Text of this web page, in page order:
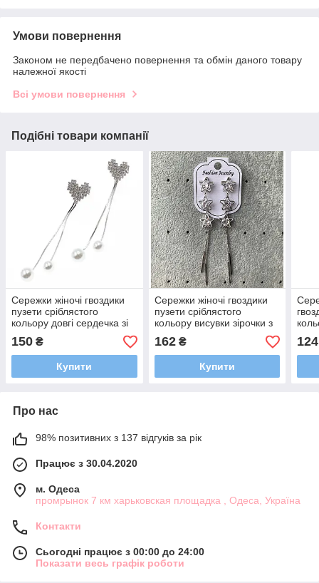
Умови повернення
Законом не передбачено повернення та обмін даного товару
належної якості
Всі умови повернення
Подібні товари компанії
Сережки жіночі гвоздики
пузети сріблястого
кольору довгі сердечка зі
стразами та перлами
розмір 9 см
150 ₴
Купити
Сережки жіночі гвоздики
пузети сріблястого
кольору висувки зірочки з
кристалами розмір 9 см
162₴
Купити
см
124
Про нас
98% позитивних з 137 відгуків за рік
Працює з 30.04.2020
м. Одеса
промрынок 7 км харьковская площадка , Одеса, Україна
Контакти
Сьогодні працює з 00:00 до 24:00
Показати весь графік роботи